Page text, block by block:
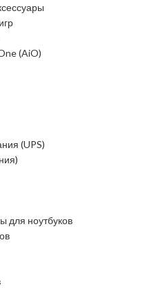
(AiO)
(UPS)
для ноутбуков